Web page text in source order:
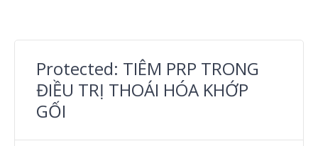
Protected: TIÊM PRP TRONG
ĐIỀU TRỊ THOÁI HÓA KHỚP
GỐI